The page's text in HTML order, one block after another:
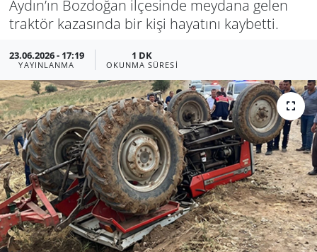
Aydın’ın Bozdoğan ilçesinde meydana gelen
traktör kazasında bir kişi hayatını kaybetti.
23.06.2026 - 17:19
YAYINLANMA
1 DK
OKUNMA SÜRESI
Kütahya
Manisa
Muğla
Politika
Uşak